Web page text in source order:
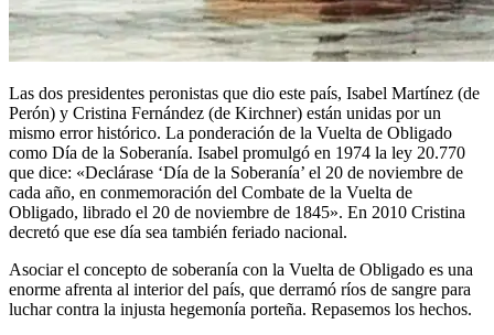
Las dos presidentes peronistas que dio este país, Isabel Martínez (de
Perón) y Cristina Fernández (de Kirchner) están unidas por un
mismo error histórico. La ponderación de la Vuelta de Obligado
como Día de la Soberanía. Isabel promulgó en 1974 la ley 20.770
que dice: «Declárase ‘Día de la Soberanía’ el 20 de noviembre de
cada año, en conmemoración del Combate de la Vuelta de
Obligado, librado el 20 de noviembre de 1845». En 2010 Cristina
decretó que ese día sea también feriado nacional.
Asociar el concepto de soberanía con la Vuelta de Obligado es una
enorme afrenta al interior del país, que derramó ríos de sangre para
luchar contra la injusta hegemonía porteña. Repasemos los hechos.